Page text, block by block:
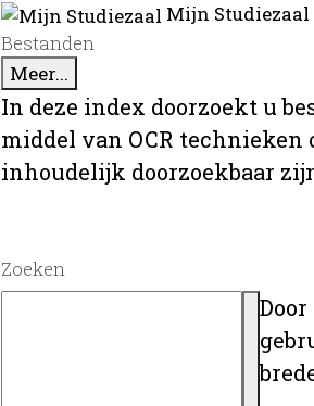
Mijn
Bestanden
Meer...
In deze index doorzoekt u
middel van OCR
inhoudelijk doorzoekbaar
Zoeken